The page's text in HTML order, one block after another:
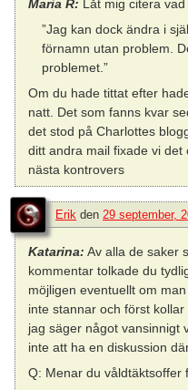
Maria R: Låt mig citera
”Jag kan dock ändra i
förnamn utan problem.
problemet.”
Om du hade tittat efter
natt. Det som fanns kvar
det stod på Charlottes
ditt andra mail fixade vi det
nästa kontrovers
Erik den 29 september,
Katarina: Av alla de saker
kommentar tolkade du
möjligen eventuellt om
inte stannar och först
jag säger något vansinnigt
inte att ha en diskussion
Q: Menar du våldtäktsoffer